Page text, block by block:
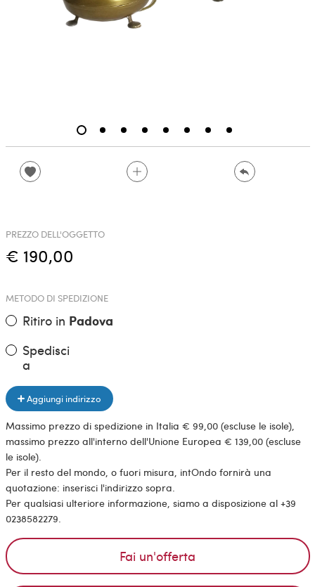
PREZZO DELL'OGGETTO
€ 190,00
METODO DI SPEDIZIONE
Ritiro in Padova
Spedisci
a
Aggiungi indirizzo
Massimo prezzo di spedizione in Italia € 99,00 (escluse le isole),
massimo prezzo all'interno dell'Unione Europea € 139,00 (escluse
le isole).
Per il resto del mondo, o fuori misura, intOndo fornirà una
quotazione: inserisci l'indirizzo sopra.
Per qualsiasi ulteriore informazione, siamo a disposizione al +39
0238582279.
Fai un'offerta